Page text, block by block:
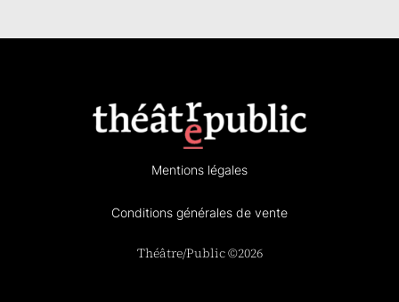
Mentions légales
Conditions générales de vente
Théâtre/Public ©2026